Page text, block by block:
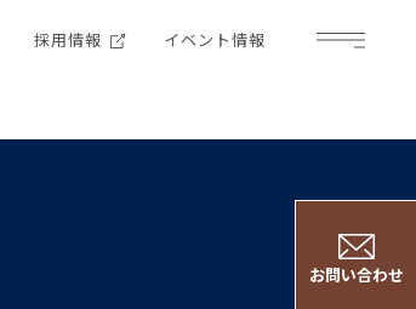
採用情報 イベント情報
お問い合わせ